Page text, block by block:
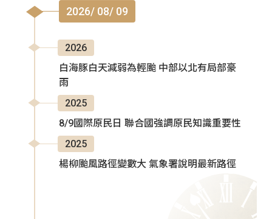
2026/ 08/ 09
2026
白海豚白天減弱為輕颱 中部以北有局部豪
雨
2025
8/9國際原民日 聯合國強調原民知識重要性
2025
楊柳颱風路徑變數大 氣象署說明最新路徑